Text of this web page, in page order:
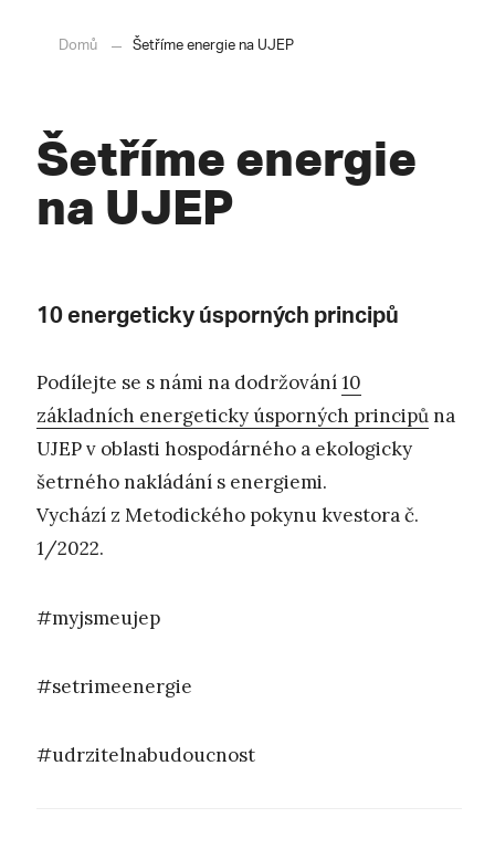
Domů Šetříme energie na UJEP
Šetříme energie
na UJEP
10 energeticky úsporných principů
Podílejte se s námi na dodržování10
základních energeticky úsporných principůna
UJEP v oblasti hospodárného a ekologicky
šetrného nakládání s energiemi.
Vychází z Metodického pokynu kvestora č.
1/2022.
#myjsmeujep
#setrimeenergie
#udrzitelnabudoucnost